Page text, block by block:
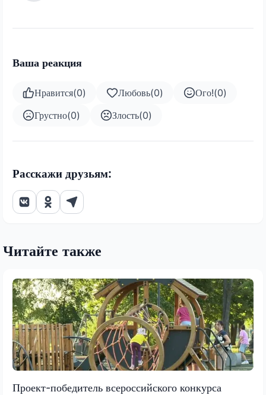
Ваша реакция
Нравится(0) Любовь(0) Ого!(0)
Грустно(0) Злость(0)
Расскажи друзьям:
Читайте также
Проект-победитель всероссийского конкурса